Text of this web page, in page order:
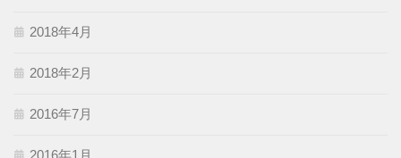
2018年4月
2018年2月
2016年7月